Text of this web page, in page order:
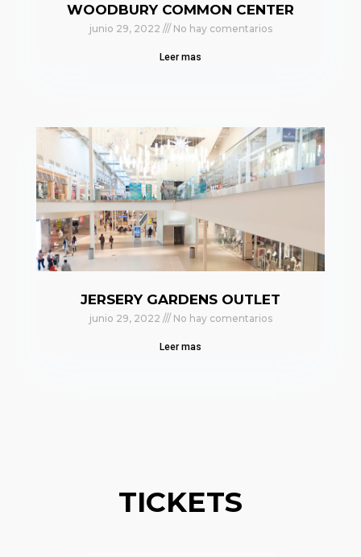
WOODBURY COMMON CENTER
junio 29, 2022 No hay comentarios
Leer mas
JERSERY GARDENS OUTLET
junio 29, 2022 No hay comentarios
Leer mas
TICKETS